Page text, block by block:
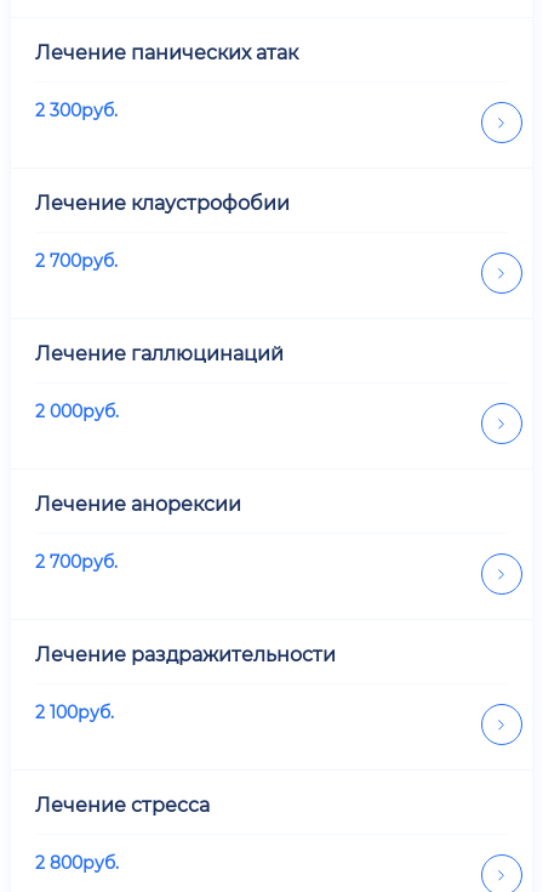
Лечение панических атак
2 300руб.
Лечение клаустрофобии
2 700руб.
Лечение галлюцинаций
2 000руб.
Лечение анорексии
2 700руб.
Лечение раздражительности
2 100руб.
Лечение стресса
2 800руб.